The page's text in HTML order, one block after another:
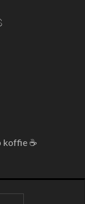
koffie ☕